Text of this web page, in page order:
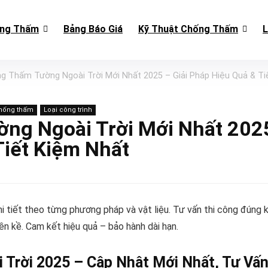
Thấm Bảng Báo Giá Kỹ Thuật Chống Thấm
Thấm Tường Ngoài Trời Mới Nhất 2025 – Giải Pháp Hiệu Quả &
thấm Loại công trình
Ngoài Trời Mới Nhất
Kiệm Nhất
tiết theo từng phương pháp và vật liệu. Tư vấn thi công đúng
kề. Cam kết hiệu quả – bảo hành dài hạn.
Trời 2025 – Cập Nhật Mới Nhất, Tư Vấn